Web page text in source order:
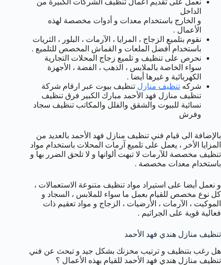
الداخل
و الخارج باستخدام معدات و أدوات مخصصة لهذه
الأعمال .
نقوم بتلميع الزجاج ، المرايا ، الآرمات ، البلور ، الثريات
باستخدام أفضل الملعات و القماش المخصص للتلميع .
نحرص على تنظيف و تلميع زجاج المحلات التجارية
سواء الخاصة بالملابس ، الذهب ، الفضة ، الأجهزة
الكهربائية و غيرها أيضا .
شركه تنظيف منازل تنظيف بيوت عبر ارقام شركة
تنظيف منازل فهد الأحمد مبارك الكبير فرق تنظيف
نسائية للبيوت والشقق والفلل والمكاتب تنظيف سجاد
وفرش
بالإضافة الى قيام فني تنظيف منازل فهد الأحمد بالعديد من
المزايا الأخر ، يعمل على تلميع آرمات المحلات باستخدام مواد
تنظيف مخصصة للآرمات لا تبهت ألوانها و لا تلحق الضرر بها و
باستخدام معدات مخصصة .
و نعمل أيضا على استيراد مواد تنظيف متنوعة الاستعمالات ،
كل نوع مخصص للقيام بعمل ما سواء للملابس ، السجاد و
الموكيت ، الآرمات ، الأرضيات ، الزجاج و مواد تعقيم ذات
فعالية قوية على الجراثيم .
تنظيف منازل هندي فهد الأحمد
هل رغب بتنظيف و ترتيب مخزنك بشكل جيد و تبحث عن فني
تنظيف منازل هندي فهد الأحمد للقيام بهذه الأعمال ؟